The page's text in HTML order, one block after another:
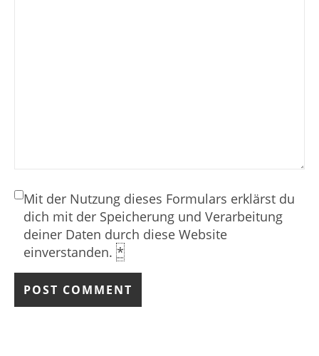
Mit der Nutzung dieses Formulars erklärst du
dich mit der Speicherung und Verarbeitung
deiner Daten durch diese Website
einverstanden. *